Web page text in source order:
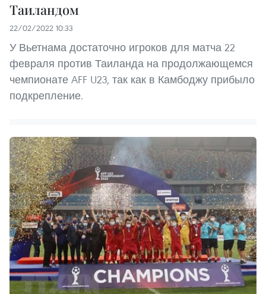
Таиландом
22/02/2022 10:33
У Вьетнама достаточно игроков для матча 22
февраля против Таиланда на продолжающемся
чемпионате AFF U23, так как в Камбоджу прибыло
подкрепление.